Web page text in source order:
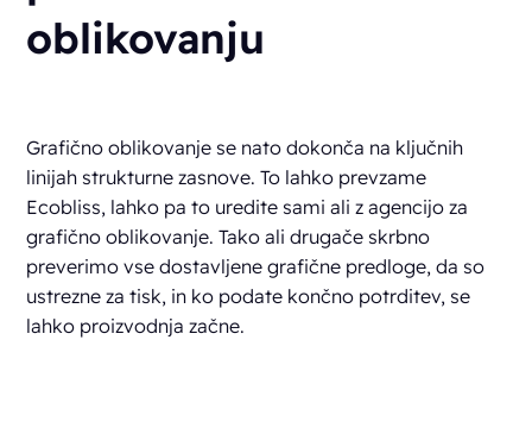
oblikovanju
Grafično oblikovanje se nato dokonča na ključnih
linijah strukturne zasnove. To lahko prevzame
Ecobliss, lahko pa to uredite sami ali z agencijo za
grafično oblikovanje. Tako ali drugače skrbno
preverimo vse dostavljene grafične predloge, da so
ustrezne za tisk, in ko podate končno potrditev, se
lahko proizvodnja začne.